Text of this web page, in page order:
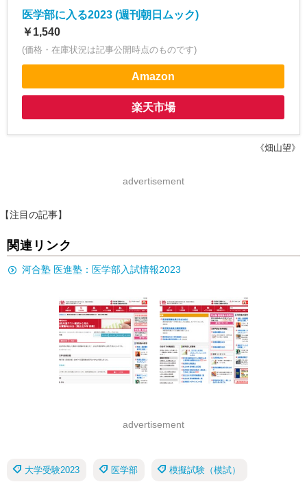
医学部に入る2023 (週刊朝日ムック)
￥1,540
(価格・在庫状況は記事公開時点のものです)
Amazon
楽天市場
《畑山望》
advertisement
【注目の記事】
関連リンク
河合塾 医進塾：医学部入試情報2023
advertisement
大学受験2023 医学部 模擬試験（模試）